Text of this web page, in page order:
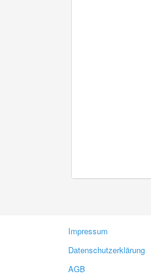
Impressum
Datenschutzerklärung
AGB